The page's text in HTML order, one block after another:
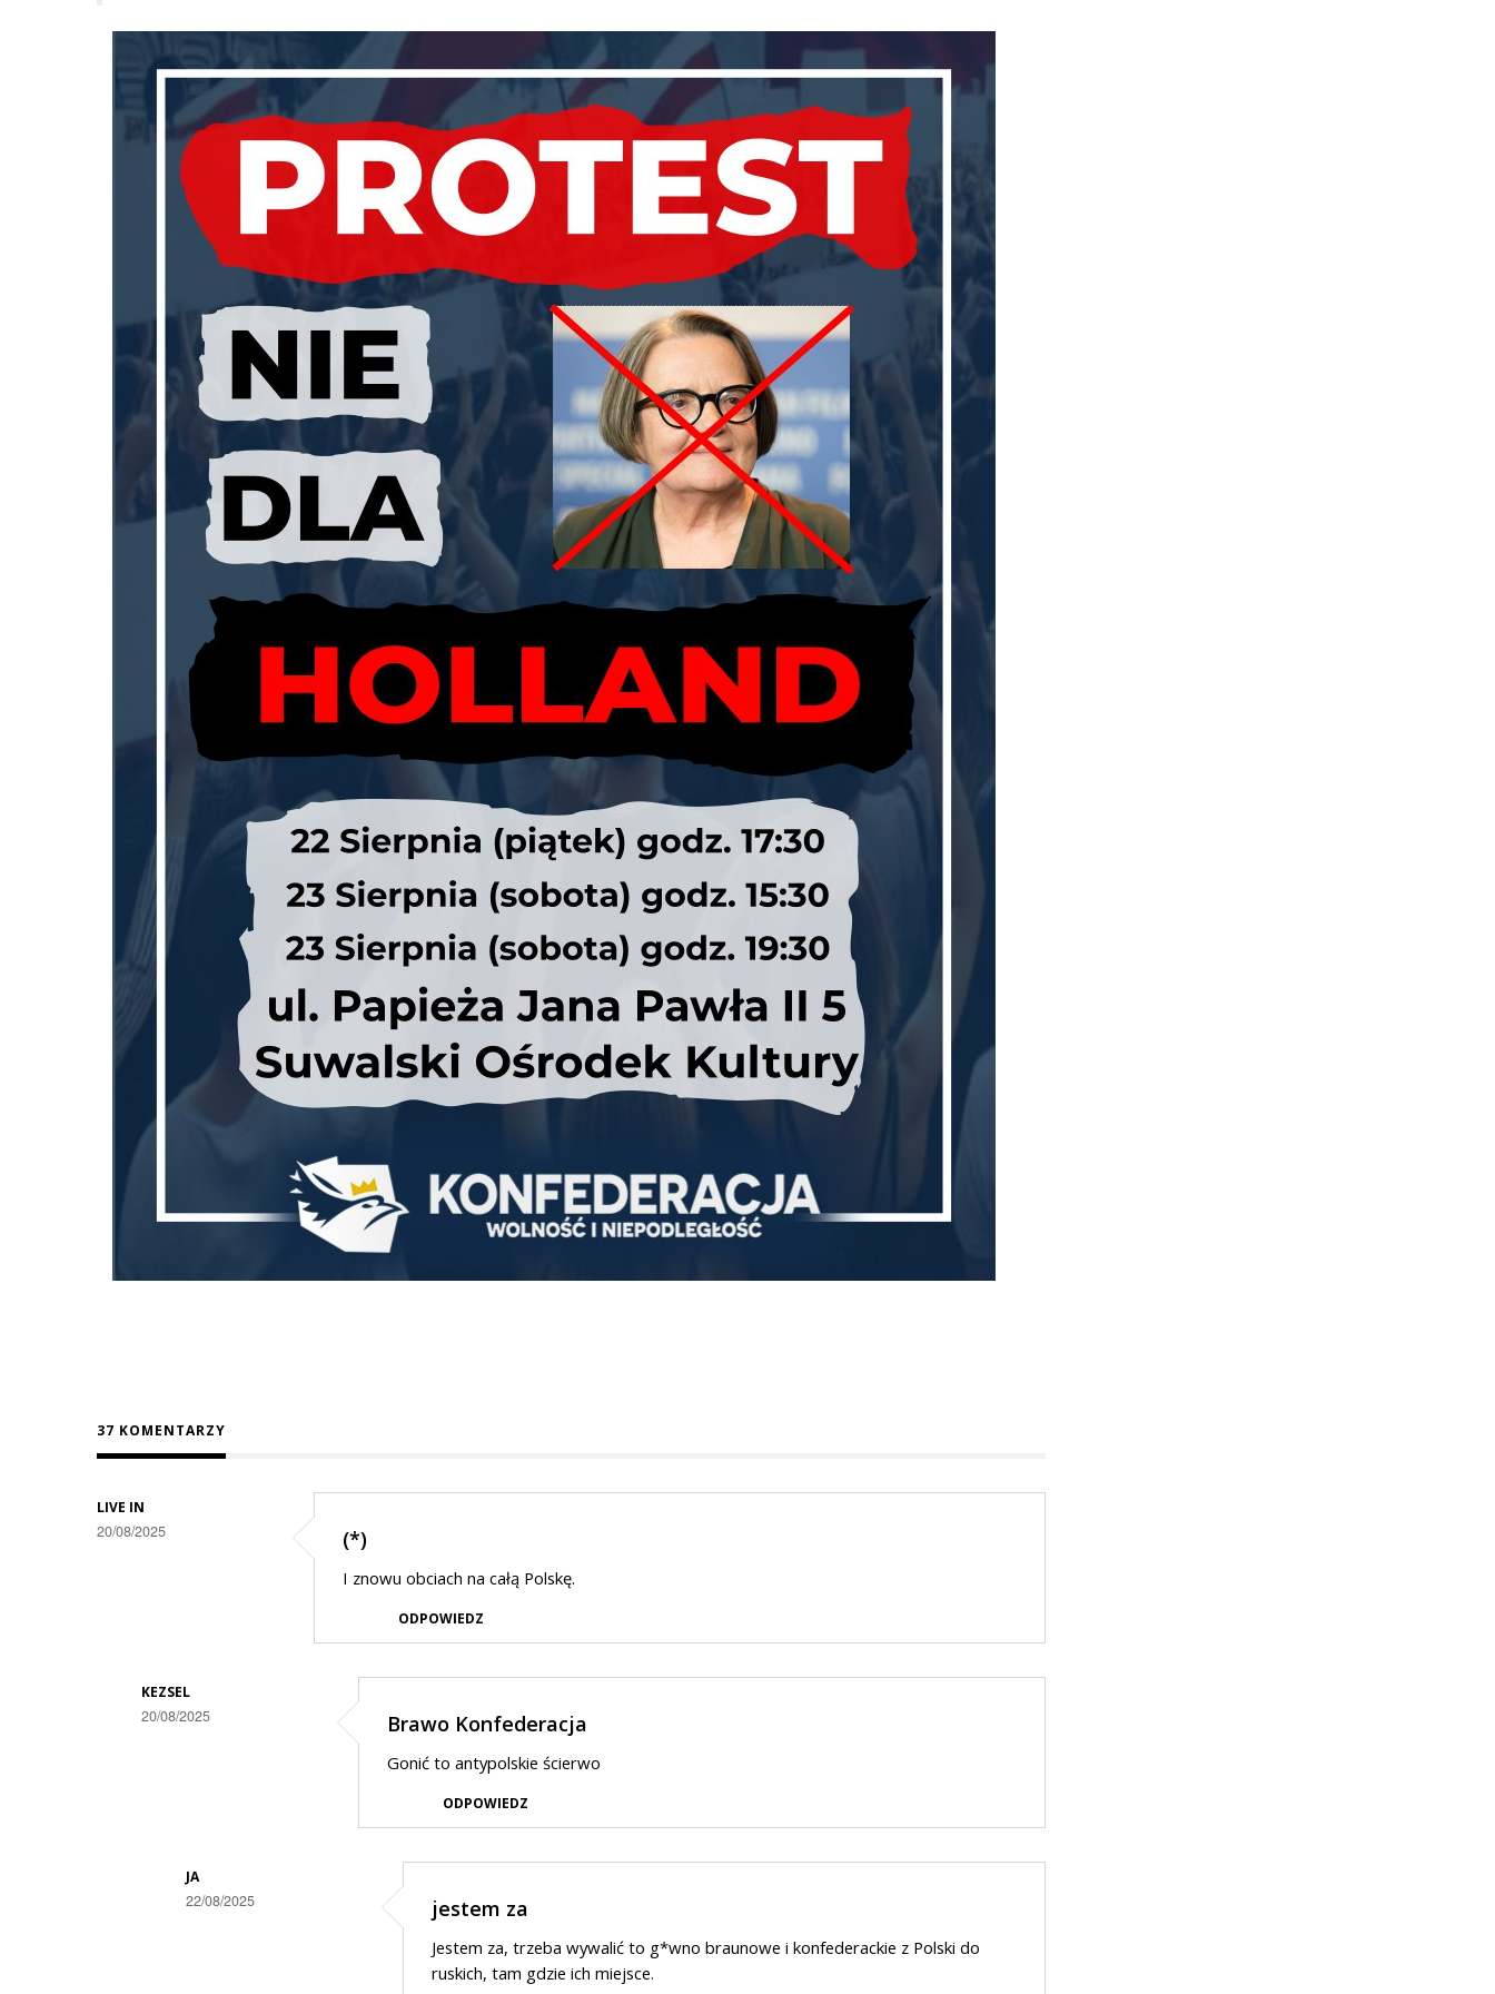
37 KOMENTARZY
LIVE IN
20/08/2025 (*)
I znowu obciach na całą Polskę.
ODPOWIEDZ
KEZSEL
20/08/2025
odpowiedzi
Brawo Konfederacja
Gonić to antypolskie ścierwo
ODPOWIEDZ
JA
22/08/2025 jestem za
Jestem za, trzeba wywalić to g*wno braunowe i konfederackie z Polski do
ruskich, tam gdzie ich miejsce.